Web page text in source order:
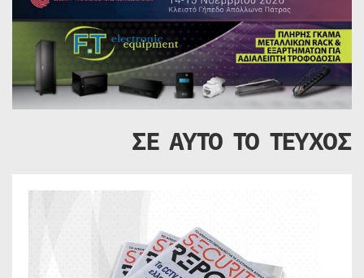
ΣΕ ΑΥΤΟ ΤΟ ΤΕΥΧΟΣ